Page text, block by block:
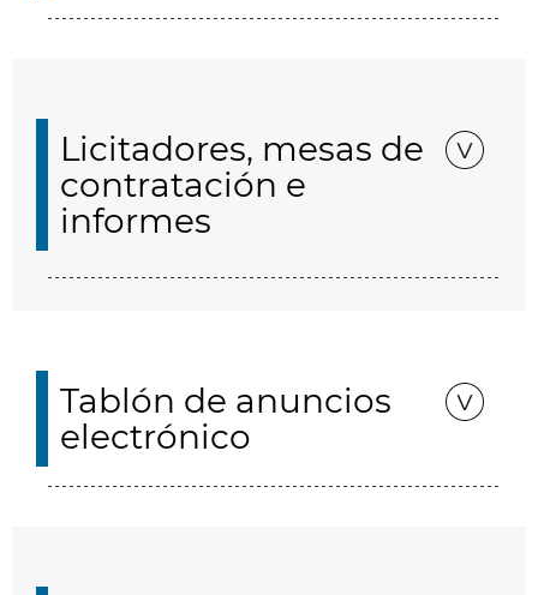
Licitadores, mesas de
contratación e
informes
Tablón de anuncios
electrónico